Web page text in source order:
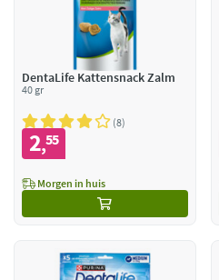
DentaLife Kattensnack Zalm
40 gr
8
2,55
Morgen in huis